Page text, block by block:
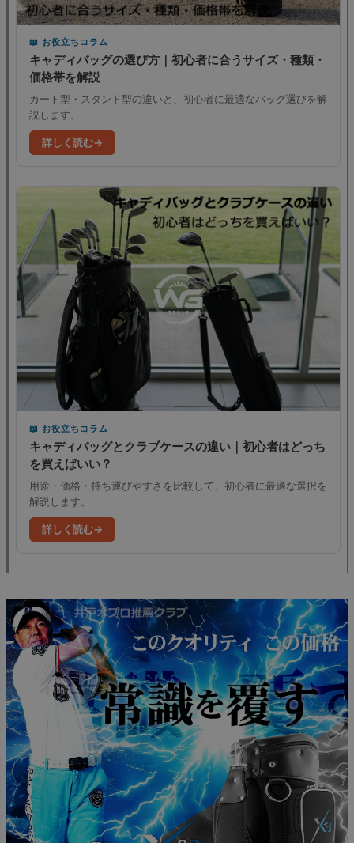
お役立ちコラム
キャディバッグの選び方｜初心者に合うサイズ・種類・
価格帯を解説
カート型・スタンド型の違いと、初心者に最適なバッグ選びを解
説します。
詳しく読む
お役立ちコラム
キャディバッグとクラブケースの違い｜初心者はどっち
を買えばいい？
用途・価格・持ち運びやすさを比較して、初心者に最適な選択を
解説します。
詳しく読む